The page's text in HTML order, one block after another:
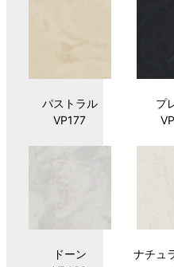
パストラル
VP177
プ
ドーン
ナチュ